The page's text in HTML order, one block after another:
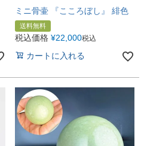
ミニ骨壷 『こころぼし』 緋色
送料無料
税込価格 ¥22,000税込
カートに入れる